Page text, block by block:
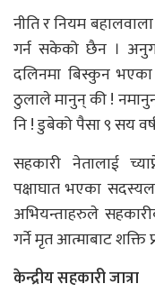
नीति र नियम
गर्न सकेको छैन ।
दलिनमा बिस्कुन
ठुलाले मानुन् की !
नि ! डुबेको पैसा ९ सय
सहकारी नेतालाई
पक्षाघात भएका
अभियन्ताहरुले
गर्ने मृत आत्माबाट शक्ति
केन्द्रीय सहकारी जात्रा